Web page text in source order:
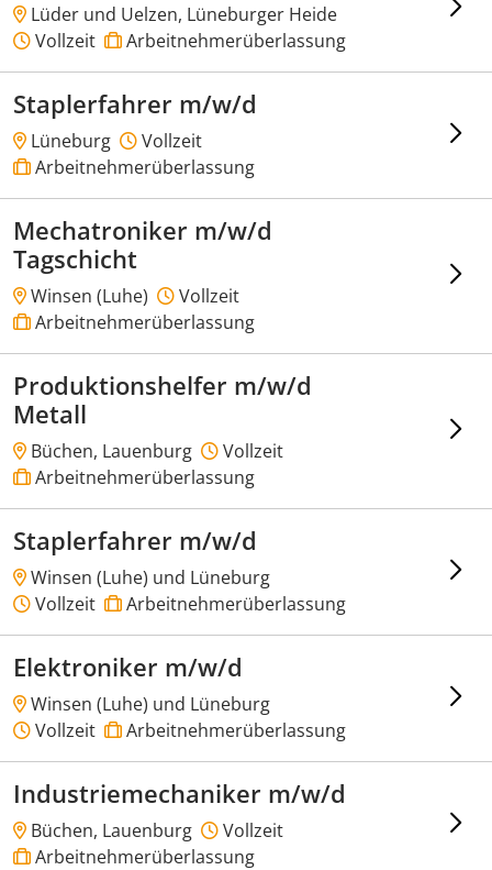
Lüder und Uelzen, Lüneburger Heide
Vollzeit
Arbeitnehmerüberlassung
Staplerfahrer m/w/d
Lüneburg
Vollzeit
Arbeitnehmerüberlassung
Mechatroniker m/w/d
Tagschicht
Winsen (Luhe)
Vollzeit
Arbeitnehmerüberlassung
Produktionshelfer m/w/d
Metall
Büchen, Lauenburg
Vollzeit
Arbeitnehmerüberlassung
Staplerfahrer m/w/d
Winsen (Luhe) und Lüneburg
Vollzeit
Arbeitnehmerüberlassung
Elektroniker m/w/d
Winsen (Luhe) und Lüneburg
Vollzeit
Arbeitnehmerüberlassung
Industriemechaniker m/w/d
Büchen, Lauenburg
Vollzeit
Arbeitnehmerüberlassung